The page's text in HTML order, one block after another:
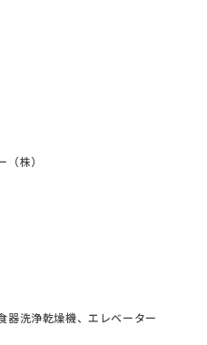
株）
器洗浄乾燥機、エレベーター